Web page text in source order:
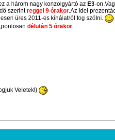
a három nagy konzolgyártó az E3-
szerintreggel 9 órakor.Az idei
üres 2011-es kínálatról fog szólni.
délután 5 órakor.
Veletek!)